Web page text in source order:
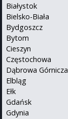
Białystok
Bielsko-Biała
Bydgoszcz
Bytom
Cieszyn
Częstochowa
Dąbrowa Górnicza
Elbląg
Ełk
Gdańsk
Gdynia